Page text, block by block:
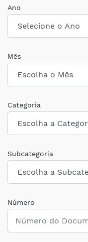
Ano
Mês
Categoria
Subcategoria
Número